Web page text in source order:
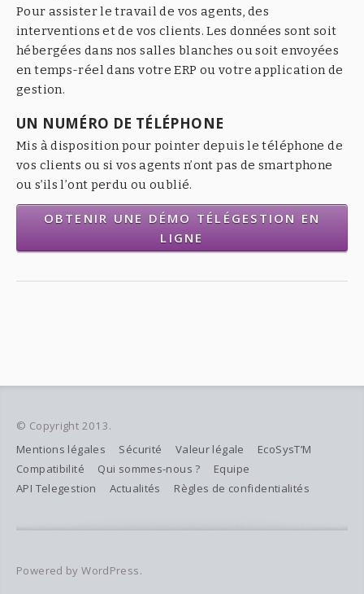
Pour assister le travail de vos agents, des
interventions et de vos clients. Les données sont soit
hébergées dans nos salles blanches ou soit envoyées
en temps-réel dans votre ERP ou votre application de
gestion.
UN NUMÉRO DE TÉLÉPHONE
Mis à disposition pour pointer depuis le téléphone de
vos clients ou si vos agents n’ont pas de smartphone
ou s’ils l’ont perdu ou oublié.
OBTENIR UNE DÉMO TÉLÉGESTION EN
LIGNE
© Copyright 2013.
Mentions légales
Sécurité Valeur légale
EcoSysT’M
Compatibilité
Qui sommes-nous ?
Equipe
API Telegestion
Actualités Règles de confidentialités
Powered by WordPress.